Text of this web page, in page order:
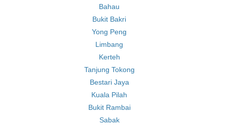
Bahau
Bukit Bakri
Yong Peng
Limbang
Kerteh
Tanjung Tokong
Bestari Jaya
Kuala Pilah
Bukit Rambai
Sabak